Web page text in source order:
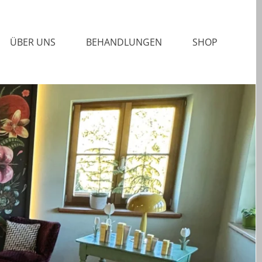
ÜBER UNS BEHANDLUNGEN SHOP